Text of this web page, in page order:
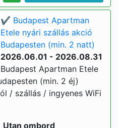
✔️ Budapest Apartman
Etele nyári szállás akció
Budapesten (min. 2 natt)
2026.06.01 - 2026.08.31
Budapest Apartman Etele
(min. 2 éj)
/ szállás / ingyenes WiFi
Utan ombord